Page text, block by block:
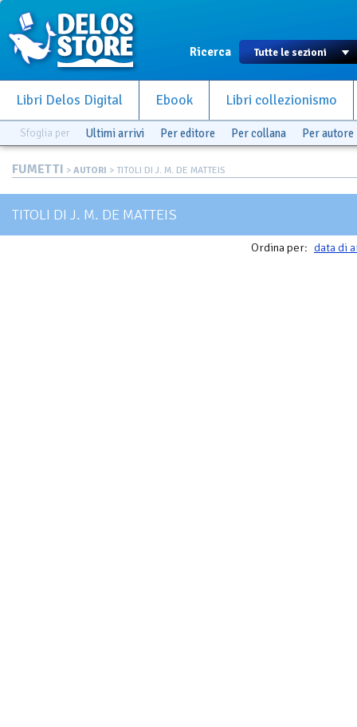
Ricerca
Libri Delos Digital Ebook Libri collezionismo
Sfoglia per Ultimi arrivi Per editore Per collana Per autore
FUMETTI > AUTORI > TITOLI DI J. M. DE MATTEIS
TITOLI DI J. M. DE MATTEIS
Ordina per: data di